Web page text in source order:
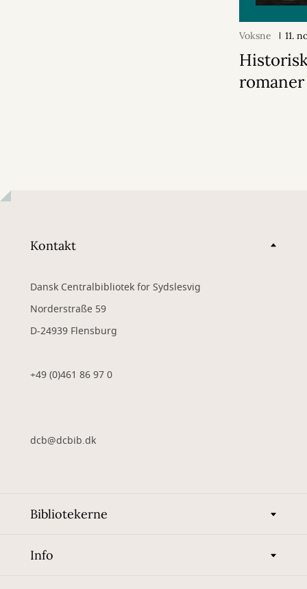
Voksne 11.
romaner
Kontakt
Dansk Centralbibliotek for Sydslesvig
Norderstraße 59
D-24939 Flensburg
+49 (0)461 86 97 0
dcb@dcbib.dk
Bibliotekerne
Info